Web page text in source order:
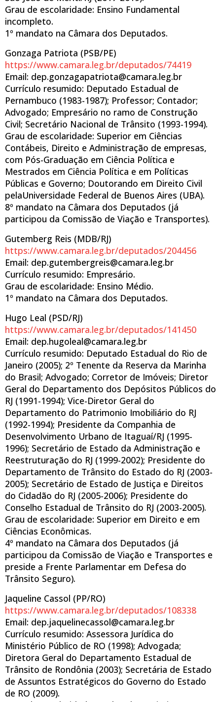
Grau de escolaridade: Ensino Fundamental
incompleto.
1º mandato na Câmara dos Deputados.
Gonzaga Patriota (PSB/PE)
https://www.camara.leg.br/deputados/74419
Email: dep.gonzagapatriota@camara.leg.br
Currículo resumido: Deputado Estadual de
Pernambuco (1983-1987); Professor; Contador;
Advogado; Empresário no ramo de Construção
Civil; Secretário Nacional de Trânsito (1993-1994).
Grau de escolaridade: Superior em Ciências
Contábeis, Direito e Administração de empresas,
com Pós-Graduação em Ciência Política e
Mestrados em Ciência Política e em Políticas
Públicas e Governo; Doutorando em Direito Civil
pelaUniversidade Federal de Buenos Aires (UBA).
8º mandato na Câmara dos Deputados (já
participou da Comissão de Viação e Transportes).
Gutemberg Reis (MDB/RJ)
https://www.camara.leg.br/deputados/204456
Email: dep.gutembergreis@camara.leg.br
Currículo resumido: Empresário.
Grau de escolaridade: Ensino Médio.
1º mandato na Câmara dos Deputados.
Hugo Leal (PSD/RJ)
https://www.camara.leg.br/deputados/141450
Email: dep.hugoleal@camara.leg.br
Currículo resumido: Deputado Estadual do Rio de
Janeiro (2005); 2º Tenente da Reserva da Marinha
do Brasil; Advogado; Corretor de Imóveis; Diretor
Geral do Departamento dos Depósitos Públicos do
RJ (1991-1994); Vice-Diretor Geral do
Departamento do Patrimonio Imobiliário do RJ
(1992-1994); Presidente da Companhia de
Desenvolvimento Urbano de Itaguaí/RJ (1995-
1996); Secretário de Estado da Administração e
Reestruturação do RJ (1999-2002); Presidente do
Departamento de Trânsito do Estado do RJ (2003-
2005); Secretário de Estado de Justiça e Direitos
do Cidadão do RJ (2005-2006); Presidente do
Conselho Estadual de Trânsito do RJ (2003-2005).
Grau de escolaridade: Superior em Direito e em
Ciências Econômicas.
4º mandato na Câmara dos Deputados (já
participou da Comissão de Viação e Transportes e
preside a Frente Parlamentar em Defesa do
Trânsito Seguro).
Jaqueline Cassol (PP/RO)
https://www.camara.leg.br/deputados/108338
Email: dep.jaquelinecassol@camara.leg.br
Currículo resumido: Assessora Jurídica do
Ministério Público de RO (1998); Advogada;
Diretora Geral do Departamento Estadual de
Trânsito de Rondônia (2003); Secretária de Estado
de Assuntos Estratégicos do Governo do Estado
de RO (2009).